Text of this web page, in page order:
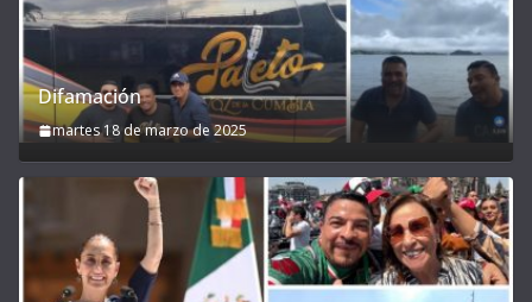
Difamación
martes 18 de marzo de 2025